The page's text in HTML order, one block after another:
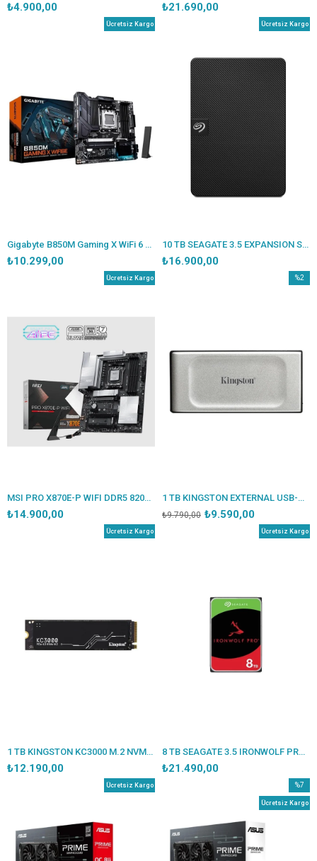
₺4.900,00 ₺21.690,00
Gigabyte B850M Gaming X WiFi 6 DDR5 AM5 Micro-ATX Anakart
₺10.299,00
Ücretsiz Kargo
10 TB SEAGATE 3.5 EXPANSION STKP10000400 TAŞINABİLİR DİSK
₺16.900,00
Ücretsiz Kargo
MSI PRO X870E-P WIFI DDR5 8200MT/S 1XHDMI 3XM.2 USB ATX AM5(AMD AM5 9000/8000/7000 SERİLERİ İLE UYUMLU)
₺14.900,00
Ücretsiz Kargo
1 TB KINGSTON EXTERNAL USB-C 3.2 GEN 2X2 SSD 2000/2000 MBS SXS2000/1000GA
₺9.590,00
₺9.790,00
%2
1 TB KINGSTON KC3000 M.2 NVME PCIE GEN4 7000/6000MBS SKC3000S/1024G
₺12.190,00
Ücretsiz Kargo
8 TB SEAGATE 3.5 IRONWOLF PRO SATA3 7200RPM 256MB ST8000NT001 (5 YIL RESMI DIST GARANTILI)
₺21.490,00
Ücretsiz Kargo
Ücretsiz Kargo
%7
İndirim
Ücretsiz Kargo